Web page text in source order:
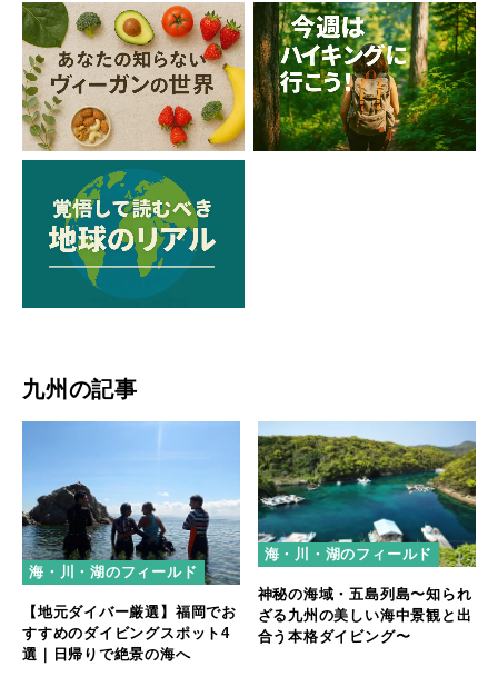
九州の記事
海・川・湖のフィールド
【地元ダイバー厳選】福岡でお
すすめのダイビングスポット4
選｜日帰りで絶景の海へ
海・川・湖のフィールド
神秘の海域・五島列島〜知られ
ざる九州の美しい海中景観と出
合う本格ダイビング〜